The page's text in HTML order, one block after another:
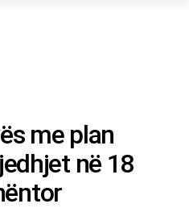
me plan
në 18